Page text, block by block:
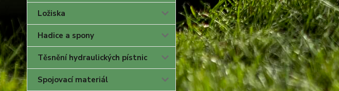
Ložiska
Hadice a spony
Těsnění hydraulických pístnic
Spojovací materiál